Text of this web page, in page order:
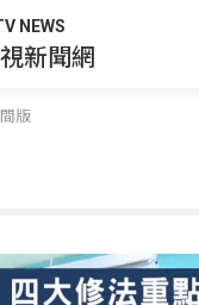
NEWS
新聞網
版